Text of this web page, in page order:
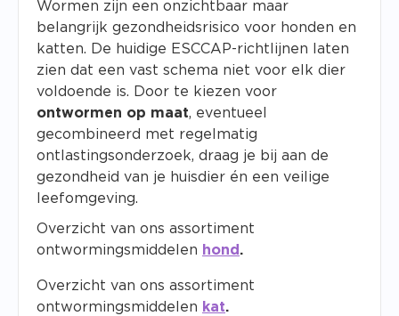
Wormen zijn een onzichtbaar maar
belangrijk gezondheidsrisico voor honden en
katten. De huidige ESCCAP-richtlijnen laten
zien dat een vast schema niet voor elk dier
voldoende is. Door te kiezen voor
ontwormen op maat, eventueel
gecombineerd met regelmatig
ontlastingsonderzoek, draag je bij aan de
gezondheid van je huisdier én een veilige
leefomgeving.
Overzicht van ons assortiment
ontwormingsmiddelen hond .
Overzicht van ons assortiment
ontwormingsmiddelen kat.